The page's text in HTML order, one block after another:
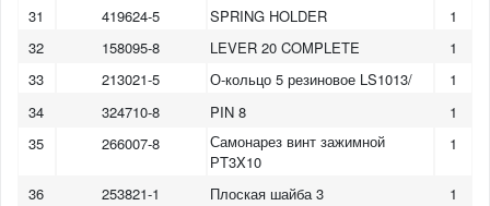
31
419624-5 SPRING HOLDER
1
32
158095-8 LEVER 20 COMPLETE
1
33
213021-5 О-кольцо 5 резиновое LS1013/
1
34
324710-8 PIN 8
1
35
266007-8
Самонарез винт зажимной
РT3X10
1
36 253821-1 Плоская шайба 3
1